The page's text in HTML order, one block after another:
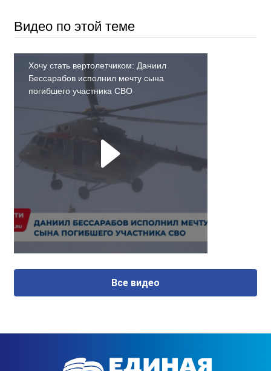
Видео по этой теме
Хочу стать вертолетчиком: Даниил
Бессарабов исполнил мечту сына
погибшего участника СВО
Все видео